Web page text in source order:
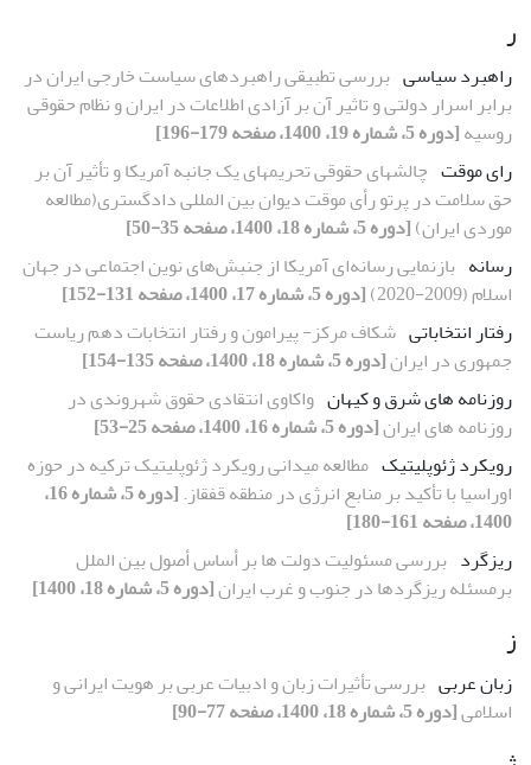
ر
راهبرد سیاسی بررسی تطبیقی راهبردهای سیاست خارجی ایران در
برابر اسرار دولتی و تاثیر آن بر آزادی اطلاعات در ایران و نظام حقوقی
روسیه[دوره 5، شماره 19، 1400، صفحه 179-196]
رای موقت چالشهای حقوقی تحریمهای یک جانبه آمریکا و تأثیر آن بر
حق سلامت در پرتو رأی موقت دیوان بین المللی دادگستری(مطالعه
موردی ایران)[دوره 5، شماره 18، 1400، صفحه 35-50]
رسانه بازنمایی رسانه‌ای آمریکا از جنبش‌های نوین اجتماعی در جهان
اسلام (2009-2020)
[دوره 5، شماره 17، 1400، صفحه 131-152]
رفتار انتخاباتی شکاف مرکز- پیرامون و رفتار انتخابات دهم ریاست
جمهوری در ایران[دوره 5، شماره 18، 1400، صفحه 135-154]
روزنامه های شرق و کیهان واکاوی انتقادی حقوق شهروندی در
روزنامه های ایران[دوره 5، شماره 16، 1400، صفحه 25-53]
رویکرد ژئوپلیتیک مطالعه میدانی رویکرد ژئوپلیتیک ترکیه در حوزه
اوراسیا با تأکید بر منابع انرژی در منطقه قفقاز.
[دوره 5، شماره 16،
1400، صفحه 161-180]
ریزگرد بررسی مسئولیت دولت ها بر أساس أصول بین الملل
برمسئله ریزگردها در جنوب و غرب ایران[دوره 5، شماره 18، 1400]
ز
زبان عربی بررسی تأثیرات زبان و ادبیات عربی بر هویت ایرانی و
اسلامی[دوره 5، شماره 18، 1400، صفحه 77-90]